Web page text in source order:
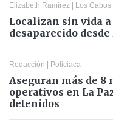
Elizabeth Ramírez | Los Cabos
Localizan sin vida
desaparecido desde
Redacción | Policiaca
Aseguran más de 8
operativos en La
detenidos